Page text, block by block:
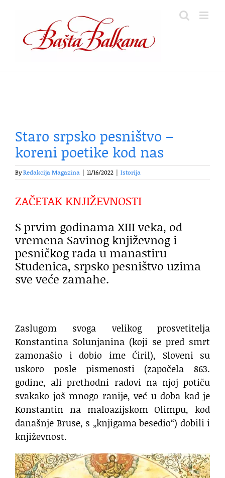
content
Staro srpsko pesništvo –
koreni poetike kod nas
ByRedakcija Magazina 11/16/2022 Istorija
ZAČETAK KNJIŽEVNOSTI
S prvim godinama XIII veka, od
vremena Savinog književnog i
pesničkog rada u manastiru
Studenica, srpsko pesništvo uzima
sve veće zamahe.
Zaslugom svoga velikog prosvetitelja
Konstantina Solunjanina (koji se pred smrt
zamonašio i dobio ime Ćiril), Sloveni su
uskoro posle pismenosti (započela 863.
godine, ali prethodni radovi na njoj potiču
svakako još mnogo ranije, već u doba kad je
Konstantin na maloazijskom Olimpu, kod
današnje Bruse, s „knjigama besedio“) dobili i
književnost.